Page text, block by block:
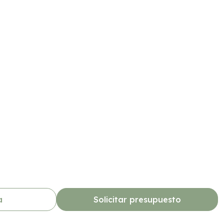
Solicitar presupuesto